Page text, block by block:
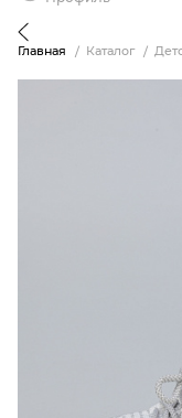
Главная Каталог